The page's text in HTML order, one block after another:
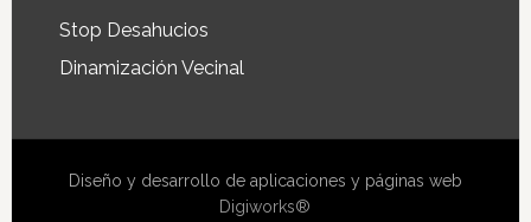
Stop Desahucios
Dinamización Vecinal
Diseño y desarrollo de aplicaciones y páginas web
Digiworks®